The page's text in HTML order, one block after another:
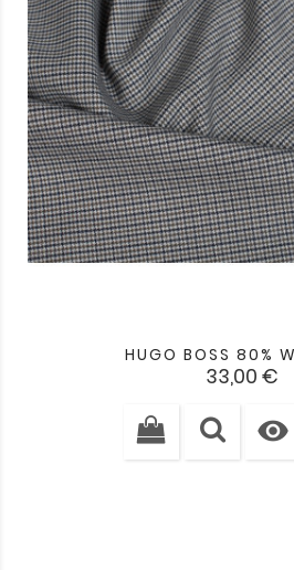
HUGO BOSS 80%
Cena
33,00 €
